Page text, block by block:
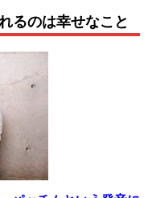
るのは幸せなこと